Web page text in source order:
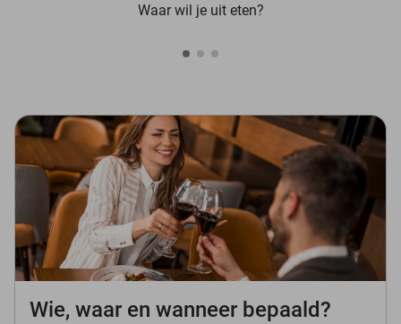
Waar wil je uit eten?
Wie, waar en wanneer bepaald?